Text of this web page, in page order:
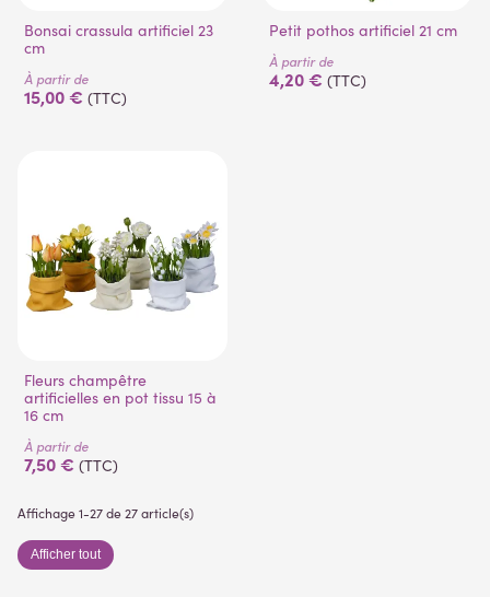
Bonsai crassula artificiel 23
cm
À partir de
15,00 € (TTC)
Petit pothos artificiel 21 cm
À partir de
4,20 € (TTC)
Fleurs champêtre
artificielles en pot tissu 15 à
16 cm
À partir de
7,50 € (TTC)
Affichage 1-27 de 27 article(s)
Afficher tout